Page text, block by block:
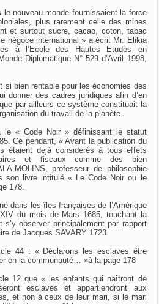
nouveau monde fournissaient la force
plus rarement celle des mines
et surtout sucre, cacao, coton, tabac
négoce international » a écrit Mr. Elikia
à l’Ecole des Hautes Etudes en
Diplomatique N° 529 d’Avril 1998,
si bien rentable pour les économies des
donner des cadres juridiques afin d’en
par ailleurs ce système constituait la
du travail de la planète.
le « Code Noir » définissant le statut
Ce pendant, « Avant la publication du
étaient déjà considérés à tous effets
et fiscaux comme des bien
MOLINS, professeur de philosophie
son livre intitulé « Le Code Noir ou le
178.
dans les îles françaises de l’Amérique
du mois de Mars 1685, touchant la
observer principalement par rapport
de Jacques SAVARY 1723
44 : « Déclarons les esclaves être
en la communauté… »à la page 178
12 que « les enfants qui naîtront de
esclaves et appartiendront aux
et non à ceux de leur mari, si le mari